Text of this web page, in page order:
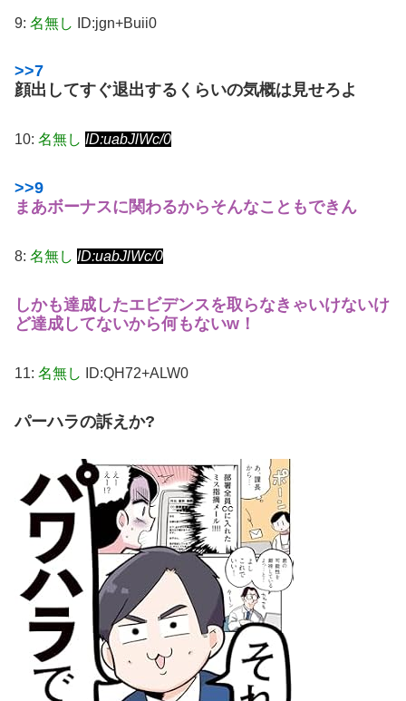
9: 名無し ID:jgn+Buii0
>>7
顔出してすぐ退出するくらいの気概は見せろよ
10: 名無し ID:uabJlWc/0
>>9
まあボーナスに関わるからそんなこともできん
8: 名無し ID:uabJlWc/0
しかも達成したエビデンスを取らなきゃいけないけ
ど達成してないから何もないw！
11: 名無し ID:QH72+ALW0
パーハラの訴えか?